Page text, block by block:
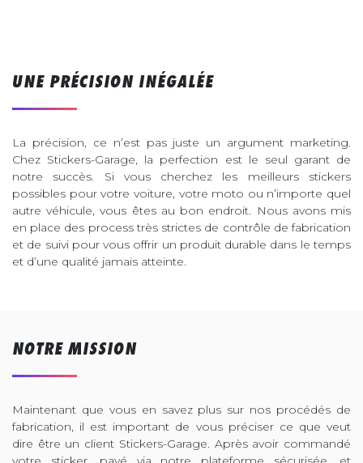
UNE PRÉCISION INÉGALÉE
La précision, ce n’est pas juste un argument marketing.
Chez Stickers-Garage, la perfection est le seul garant de
notre succès. Si vous cherchez les meilleurs stickers
possibles pour votre voiture, votre moto ou n’importe quel
autre véhicule, vous êtes au bon endroit. Nous avons mis
en place des process très strictes de contrôle de fabrication
et de suivi pour vous offrir un produit durable dans le temps
et d’une qualité jamais atteinte.
NOTRE MISSION
Maintenant que vous en savez plus sur nos procédés de
fabrication, il est important de vous préciser ce que veut
dire être un client Stickers-Garage. Après avoir commandé